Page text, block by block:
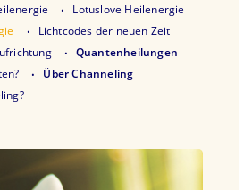
Lotuslove Heilenergie
Lichtcodes der neuen Zeit
Quantenheilungen
Über Channeling